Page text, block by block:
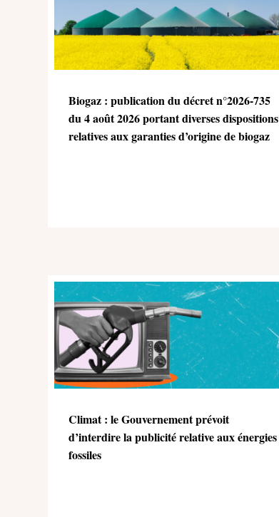
Biogaz : publication du décret n°2026-735
du 4 août 2026 portant diverses dispositions
relatives aux garanties d’origine de biogaz
Climat : le Gouvernement prévoit
d’interdire la publicité relative aux énergies
fossiles